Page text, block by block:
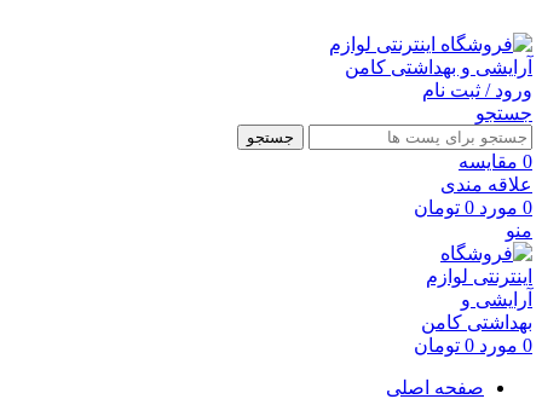
ورود / ثبت نام
جستجو
جستجو
0 مقايسه
علاقه مندی
0 مورد 0 تومان
منو
0 مورد 0 تومان
صفحه اصلی